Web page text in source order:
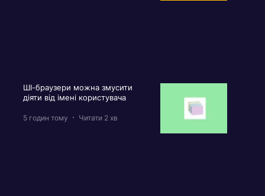
ШІ-браузери можна змусити
діяти від імені користувача
5 годин тому Читати 2 хв